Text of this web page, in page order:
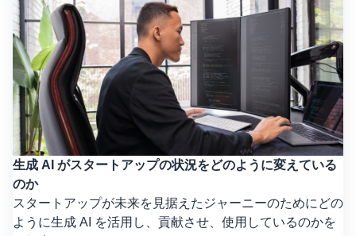
生成 AI がスタートアップの状況をどのように変えている
のか
スタートアップが未来を見据えたジャーニーのためにどの
ように生成 AI を活用し、貢献させ、使用しているのかを